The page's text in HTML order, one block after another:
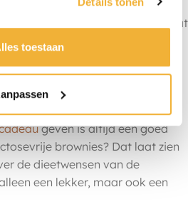
toestaan
kies je voor een zoet hapje dat
hoef jij je nergens druk om te
tafel ervan genieten.
cadeau geven
geven is altijd een goed
brownies? Dat laat zien
de dieetwensen van de
een lekker, maar ook een